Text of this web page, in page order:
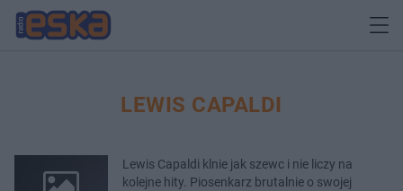
LEWIS CAPALDI
Lewis Capaldi klnie jak szewc i nie liczy na
kolejne hity. Piosenkarz brutalnie o swojej